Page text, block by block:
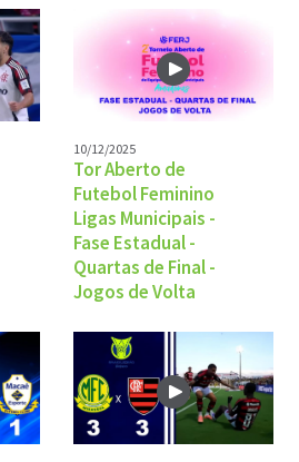
10/12/2025
Tor Aberto de
Futebol Feminino
Ligas Municipais -
Fase Estadual -
Quartas de Final -
Jogos de Volta